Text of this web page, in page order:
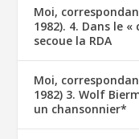
Moi,
1982). 4. Dans le
secoue la RDA
Moi,
1982) 3. Wolf
un chansonnier*